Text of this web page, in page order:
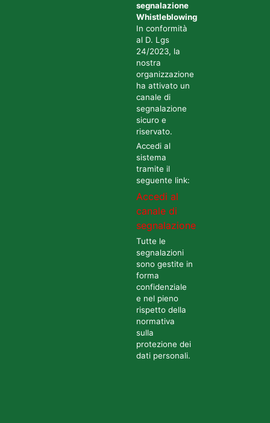
segnalazione
Whistleblowing
In conformità
al D. Lgs
24/2023, la
nostra
organizzazione
ha attivato un
canale di
segnalazione
sicuro e
riservato.
Accedi al
sistema
tramite il
seguente link:
Accedi al
canale di
segnalazione
Tutte le
segnalazioni
sono gestite in
forma
confidenziale
e nel pieno
rispetto della
normativa
sulla
protezione dei
dati personali.